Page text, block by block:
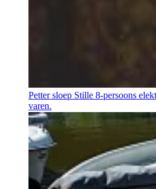
Petter sloep Stille 8-persoons
varen.